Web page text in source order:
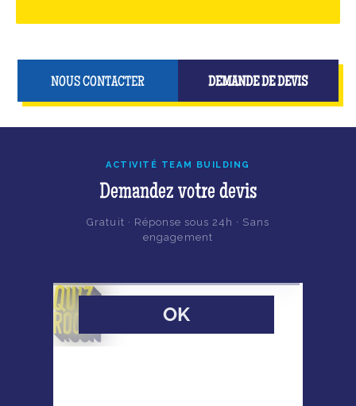
NOUS CONTACTER DEMANDE DE DEVIS
ACTIVITÉ TEAM BUILDING
Demandez votre devis
Gratuit · Réponse sous 24h · Sans
engagement